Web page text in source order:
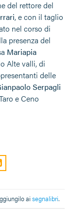
del rettore del
, e con il taglio
nel corso di
presenza del
Mariapia
Alte valli, di
delle
Serpagli
e Ceno
ai segnalibri.